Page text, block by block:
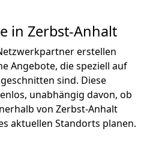
in Zerbst-Anhalt
erstellen
Angebote, die speziell auf
sind. Diese
unabhängig davon, ob
von Zerbst-Anhalt
aktuellen Standorts planen.